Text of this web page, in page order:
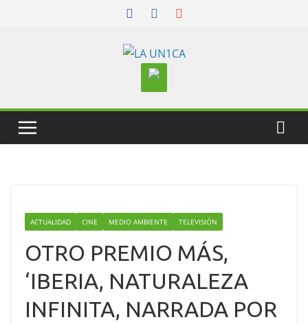
ACTUALIDAD CINE MEDIO AMBIENTE TELEVISIÓN
OTRO PREMIO MÁS,
‘IBERIA, NATURALEZA
INFINITA, NARRADA POR